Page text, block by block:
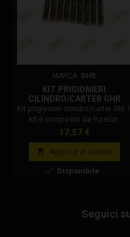
MARCA: GHR
KIT PRIGIONIERI
CILINDRO/CARTER GHR
Kit prigionieri cilindro/carter Ghr. Il
kit è composto da 9 pezzi.
Prezzo
17,57 €
 Aggiungi al carrello
 Disponibile
Seguici